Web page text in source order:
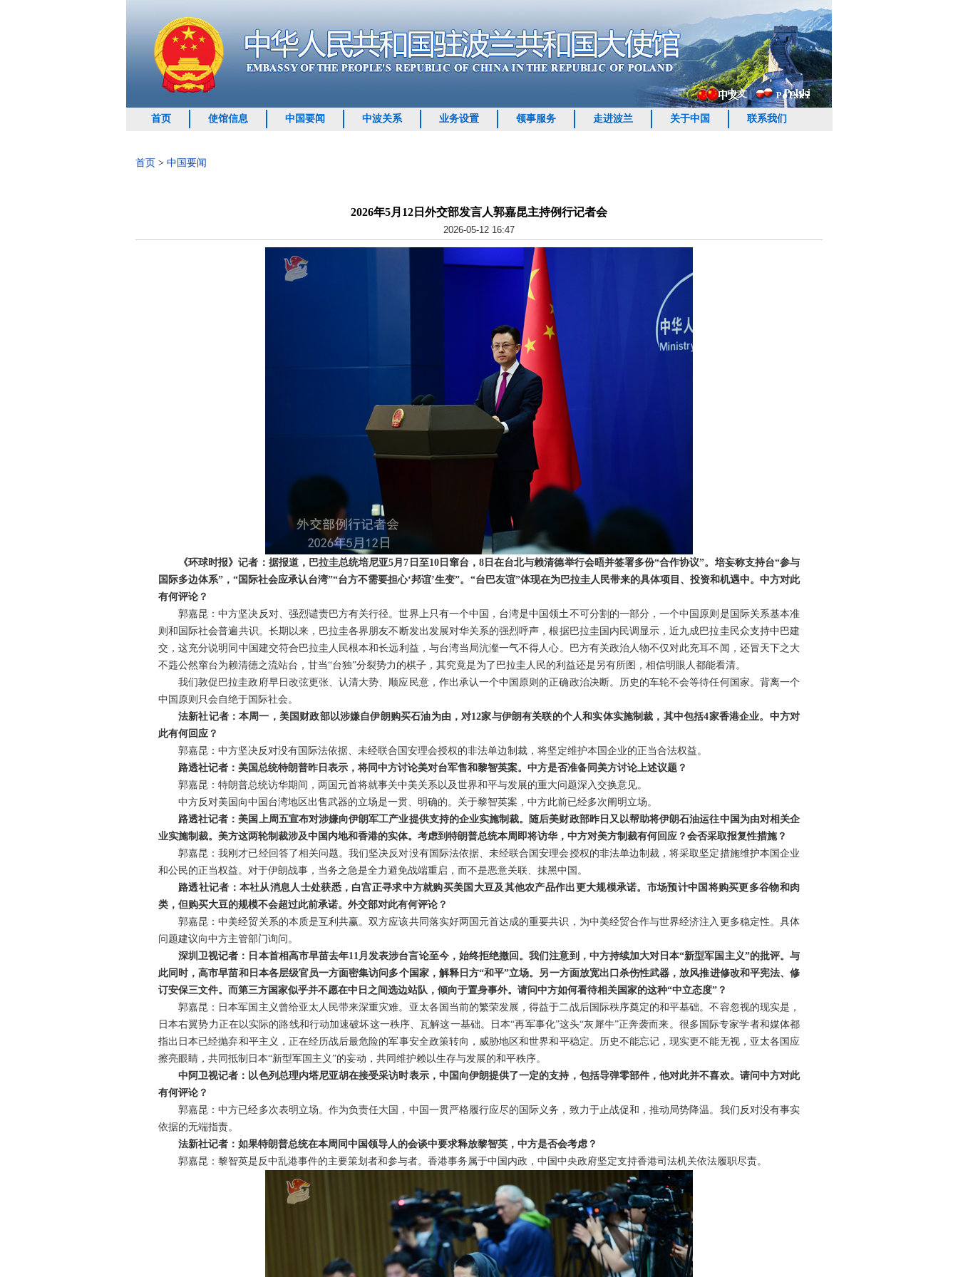
中文 Polski
首页 使馆信息 中国要闻 中波关系 业务设置 领事服务 走进波兰 关于中国 联系我们
首页 > 中国要闻
2026年5月12日外交部发言人郭嘉昆主持例行记者会
2026-05-12 16:47
《环球时报》记者：据报道，巴拉圭总统培尼亚5月7日至10日窜台，8日在台北与赖清德举行会晤并签署多份“合作协议”。培妄称支持台“参与
国际多边体系”，“国际社会应承认台湾”“台方不需要担心‘邦谊’生变”。“台巴友谊”体现在为巴拉圭人民带来的具体项目、投资和机遇中。中方对此
有何评论？
郭嘉昆：中方坚决反对、强烈谴责巴方有关行径。世界上只有一个中国，台湾是中国领土不可分割的一部分，一个中国原则是国际关系基本准
则和国际社会普遍共识。长期以来，巴拉圭各界朋友不断发出发展对华关系的强烈呼声，根据巴拉圭国内民调显示，近九成巴拉圭民众支持中巴建
交，这充分说明同中国建交符合巴拉圭人民根本和长远利益，与台湾当局沆瀣一气不得人心。巴方有关政治人物不仅对此充耳不闻，还冒天下之大
不韪公然窜台为赖清德之流站台，甘当“台独”分裂势力的棋子，其究竟是为了巴拉圭人民的利益还是另有所图，相信明眼人都能看清。
我们敦促巴拉圭政府早日改弦更张、认清大势、顺应民意，作出承认一个中国原则的正确政治决断。历史的车轮不会等待任何国家。背离一个
中国原则只会自绝于国际社会。
法新社记者：本周一，美国财政部以涉嫌自伊朗购买石油为由，对12家与伊朗有关联的个人和实体实施制裁，其中包括4家香港企业。中方对
此有何回应？
郭嘉昆：中方坚决反对没有国际法依据、未经联合国安理会授权的非法单边制裁，将坚定维护本国企业的正当合法权益。
路透社记者：美国总统特朗普昨日表示，将同中方讨论美对台军售和黎智英案。中方是否准备同美方讨论上述议题？
郭嘉昆：特朗普总统访华期间，两国元首将就事关中美关系以及世界和平与发展的重大问题深入交换意见。
中方反对美国向中国台湾地区出售武器的立场是一贯、明确的。关于黎智英案，中方此前已经多次阐明立场。
路透社记者：美国上周五宣布对涉嫌向伊朗军工产业提供支持的企业实施制裁。随后美财政部昨日又以帮助将伊朗石油运往中国为由对相关企
业实施制裁。美方这两轮制裁涉及中国内地和香港的实体。考虑到特朗普总统本周即将访华，中方对美方制裁有何回应？会否采取报复性措施？
郭嘉昆：我刚才已经回答了相关问题。我们坚决反对没有国际法依据、未经联合国安理会授权的非法单边制裁，将采取坚定措施维护本国企业
和公民的正当权益。对于伊朗战事，当务之急是全力避免战端重启，而不是恶意关联、抹黑中国。
路透社记者：本社从消息人士处获悉，白宫正寻求中方就购买美国大豆及其他农产品作出更大规模承诺。市场预计中国将购买更多谷物和肉
类，但购买大豆的规模不会超过此前承诺。外交部对此有何评论？
郭嘉昆：中美经贸关系的本质是互利共赢。双方应该共同落实好两国元首达成的重要共识，为中美经贸合作与世界经济注入更多稳定性。具体
问题建议向中方主管部门询问。
深圳卫视记者：日本首相高市早苗去年11月发表涉台言论至今，始终拒绝撤回。我们注意到，中方持续加大对日本“新型军国主义”的批评。与
此同时，高市早苗和日本各层级官员一方面密集访问多个国家，解释日方“和平”立场。另一方面放宽出口杀伤性武器，放风推进修改和平宪法、修
订安保三文件。而第三方国家似乎并不愿在中日之间选边站队，倾向于置身事外。请问中方如何看待相关国家的这种“中立态度”？
郭嘉昆：日本军国主义曾给亚太人民带来深重灾难。亚太各国当前的繁荣发展，得益于二战后国际秩序奠定的和平基础。不容忽视的现实是，
日本右翼势力正在以实际的路线和行动加速破坏这一秩序、瓦解这一基础。日本“再军事化”这头“灰犀牛”正奔袭而来。很多国际专家学者和媒体都
指出日本已经抛弃和平主义，正在经历战后最危险的军事安全政策转向，威胁地区和世界和平稳定。历史不能忘记，现实更不能无视，亚太各国应
擦亮眼睛，共同抵制日本“新型军国主义”的妄动，共同维护赖以生存与发展的和平秩序。
中阿卫视记者：以色列总理内塔尼亚胡在接受采访时表示，中国向伊朗提供了一定的支持，包括导弹零部件，他对此并不喜欢。请问中方对此
有何评论？
郭嘉昆：中方已经多次表明立场。作为负责任大国，中国一贯严格履行应尽的国际义务，致力于止战促和，推动局势降温。我们反对没有事实
依据的无端指责。
法新社记者：如果特朗普总统在本周同中国领导人的会谈中要求释放黎智英，中方是否会考虑？
郭嘉昆：黎智英是反中乱港事件的主要策划者和参与者。香港事务属于中国内政，中国中央政府坚定支持香港司法机关依法履职尽责。